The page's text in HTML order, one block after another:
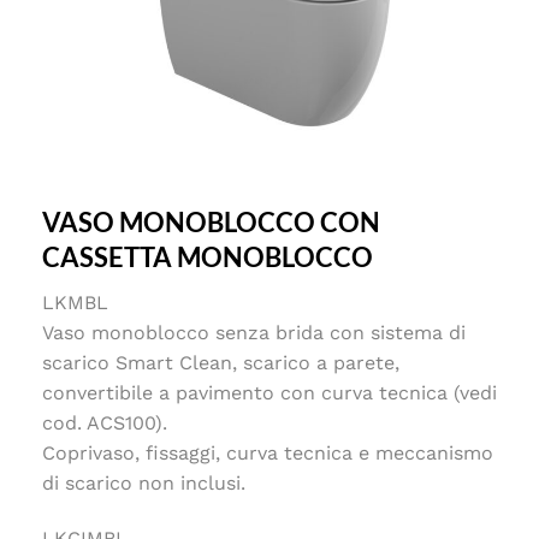
VASO MONOBLOCCO CON
CASSETTA MONOBLOCCO
LKMBL
Vaso monoblocco senza brida con sistema di
scarico Smart Clean, scarico a parete,
convertibile a pavimento con curva tecnica (vedi
cod. ACS100).
Coprivaso, fissaggi, curva tecnica e meccanismo
di scarico non inclusi.